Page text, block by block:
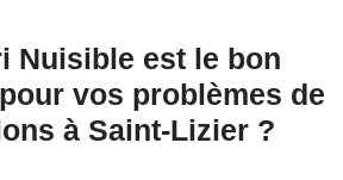
Nuisible est le bon
vos problèmes de
à Saint-Lizier ?